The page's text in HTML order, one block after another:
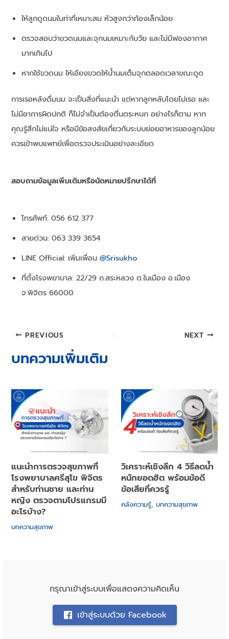
ให้ลูกดูดนมในท่าที่เหมาะสม หัวสูงกว่าท้องเล็กน้อย
ตรวจสอบว่าขวดนมและจุกนมเหมาะกับวัย และไม่มีฟองอากาศ
มากเกินไป
หากใช้ขวดนม ให้เอียงขวดให้น้ำนมเต็มจุกตลอดเวลาขณะดูด
การเรอหลังดื่มนม จะเป็นสิ่งที่แนะนำ แต่หากลูกหลับโดยไม่เรอ และ
ไม่มีอาการผิดปกติ ก็ไม่จำเป็นต้องตื่นตระหนก อย่างไรก็ตาม หาก
คุณรู้สึกไม่แน่ใจ หรือมีข้อสงสัยเกี่ยวกับระบบย่อยอาหารของลูกน้อย
ควรเข้าพบแพทย์เพื่อตรวจประเมินอย่างละเอียด
สอบถามข้อมูลเพิ่มเติมหรือนัดหมายปรึกษาได้ที่
โทรศัพท์: 056 612 377
สายด่วน: 063 339 3654
LINE Official: เพิ่มเพื่อน@Srisukho
ที่ตั้งโรงพยาบาล: 22/29 ถ.สระหลวง ต.ในเมือง อ.เมือง
จ.พิจิตร 66000
Post
PREVIOUS NEXT
บทความเพิ่มเติม
แนะนำการตรวจสุขภาพที่
โรงพยาบาลศรีสุโข พิจิตร
สำหรับท่านชาย และท่าน
หญิง ตรวจตามโปรแกรมมี
อะไรบ้าง?
บทความสุขภาพ
วิเคราะห์เชิงลึก 4 วิธีลดน้ำ
หนักยอดฮิต พร้อมข้อดี
ข้อเสียที่ควรรู้
คลังความรู้, บทความสุขภาพ
กรุณาเข้าสู่ระบบเพื่อแสดงความคิดเห็น
เข้าสู่ระบบด้วย Facebook